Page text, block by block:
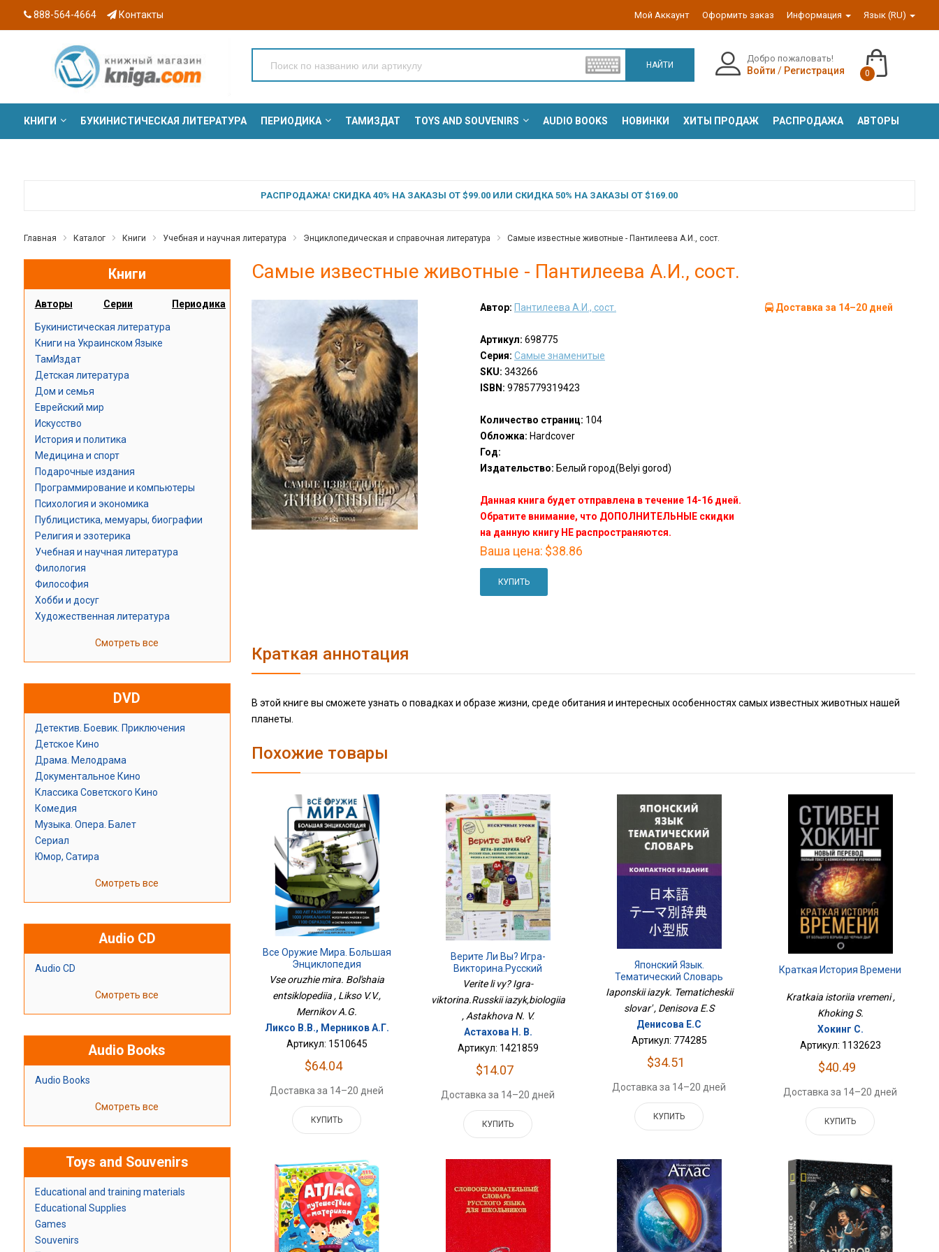
888-564-4664 Контакты Мой Аккаунт Оформить заказ Информация Язык (RU)
НАЙТИ
Добро пожаловать!
Войти / Регистрация 0
КНИГИ БУКИНИСТИЧЕСКАЯ ЛИТЕРАТУРА ПЕРИОДИКА ТАМИЗДАТ TOYS AND SOUVENIRS AUDIO BOOKS НОВИНКИ ХИТЫ ПРОДАЖ РАСПРОДАЖА АВТОРЫ
РАСПРОДАЖА! СКИДКА 40% НА ЗАКАЗЫ ОТ $99.00 ИЛИ СКИДКА 50% НА ЗАКАЗЫ ОТ $169.00
Главная Каталог Книги Учебная и научная литература Энциклопедическая и справочная литература Самые известные животные - Пантилеева А.И., сост.
Книги
Авторы Серии Периодика
Букинистическая литература
Книги на Украинском Языке
ТамИздат
Детская литература
Дом и семья
Еврейский мир
Искусство
История и политика
Медицина и спорт
Подарочные издания
Программирование и компьютеры
Психология и экономика
Публицистика, мемуары, биографии
Религия и эзотерика
Учебная и научная литература
Филология
Философия
Хобби и досуг
Художественная литература
Смотреть все
DVD
Детектив. Боевик. Приключения
Детское Кино
Драма. Мелодрама
Документальное Кино
Классика Советского Кино
Комедия
Музыка. Опера. Балет
Сериал
Юмор, Сатира
Смотреть все
Audio CD
Audio CD
Смотреть все
Audio Books
Audio Books
Смотреть все
Toys and Souvenirs
Educational and training materials
Educational Supplies
Games
Souvenirs
Самые известные животные - Пантилеева А.И., сост.
Автор: Пантилеева А.И., сост.
Артикул: 698775
Серия: Самые знаменитые
SKU: 343266
ISBN: 9785779319423
Количество страниц: 104
Обложка: Hardcover
Год:
Издательство: Белый город(Belyi gorod)
Данная книга будет отправлена в течение 14-16 дней.
Обратите внимание, что ДОПОЛНИТЕЛЬНЫЕ скидки
на данную книгу НЕ распространяются.
Ваша цена: $38.86
КУПИТЬ
Доставка за 14–20 дней
Краткая аннотация
В этой книге вы сможете узнать о повадках и образе жизни, среде обитания и интересных особенностях самых известных животных нашей
планеты.
Похожие товары
Все Оружие Мира. Большая
Энциклопедия
Vse oruzhie mira. Bol'shaia
entsiklopediia , Likso V.V.,
Mernikov A.G.
Ликсо В.В., Мерников А.Г.
Артикул: 1510645
$64.04
Доставка за 14–20 дней
КУПИТЬ
Верите Ли Вы? Игра-
Викторина.Русский
Язык,биология
Verite li vy? Igra-
viktorina.Russkii iazyk,biologiia
, Astakhova N. V.
Астахова Н. В.
Артикул: 1421859
$14.07
Доставка за 14–20 дней
КУПИТЬ
Японский Язык.
Тематический Словарь
Iaponskii iazyk. Tematicheskii
slovar' , Denisova E.S
Денисова Е.С
Артикул: 774285
$34.51
Доставка за 14–20 дней
КУПИТЬ
Краткая История Времени
Kratkaia istoriia vremeni ,
Khoking S.
Хокинг С.
Артикул: 1132623
$40.49
Доставка за 14–20 дней
КУПИТЬ